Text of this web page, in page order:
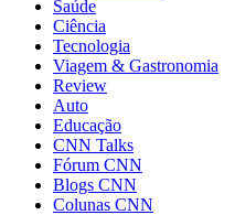
Saúde
Ciência
Tecnologia
Viagem & Gastronomia
Review
Auto
Educação
CNN Talks
Fórum CNN
Blogs CNN
Colunas CNN